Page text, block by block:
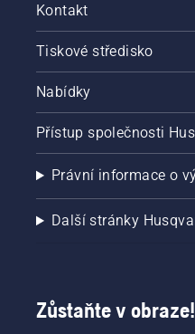
Kontakt
Tiskové středisko
Nabídky
Přístup společnosti
Právní informace o
Další stránky
Zůstaňte v obraze!